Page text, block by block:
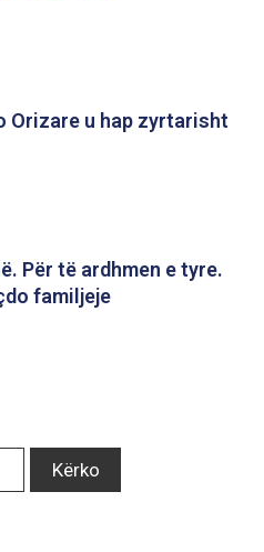
Orizare u hap zyrtarisht
Për të ardhmen e tyre.
familjeje